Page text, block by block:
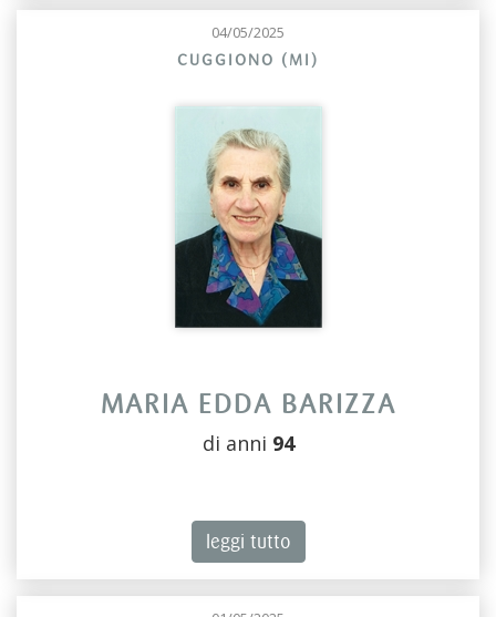
04/05/2025
CUGGIONO (MI)
MARIA EDDA BARIZZA
di anni 94
leggi tutto